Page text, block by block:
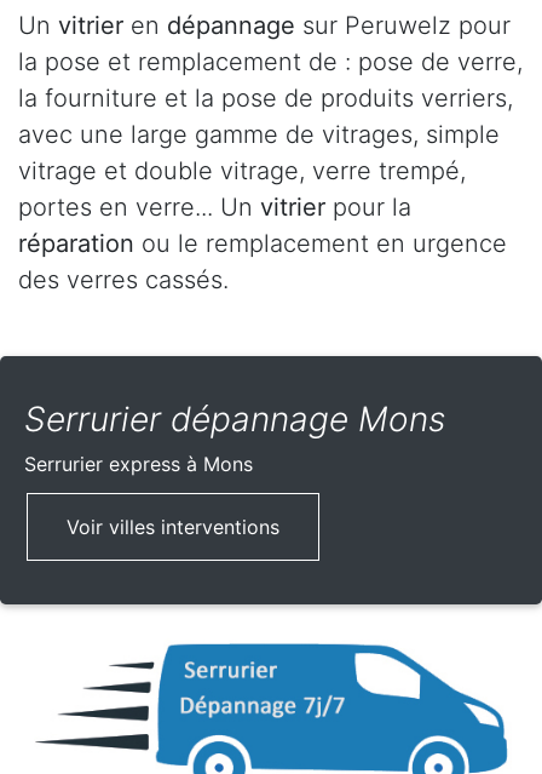
Un vitrier en dépannage sur Peruwelz pour
la pose et remplacement de : pose de verre,
la fourniture et la pose de produits verriers,
avec une large gamme de vitrages, simple
vitrage et double vitrage, verre trempé,
portes en verre... Un vitrier pour la
réparation ou le remplacement en urgence
des verres cassés.
Serrurier dépannage Mons
Serrurier express à Mons
Voir villes interventions